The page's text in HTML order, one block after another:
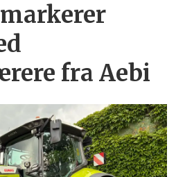
fra Aebi